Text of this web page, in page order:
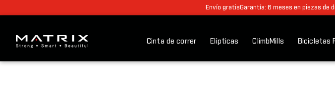
Envío gratisGarantía: 6 meses en piezas de
Cinta de correr Elípticas ClimbMills Bicicletas